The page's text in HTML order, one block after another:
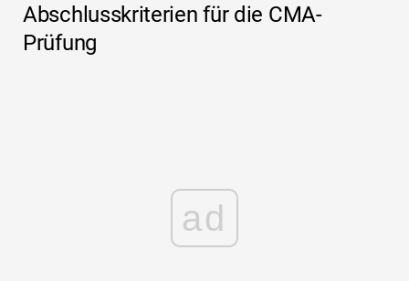
Abschlusskriterien für die CMA-
Prüfung
ad